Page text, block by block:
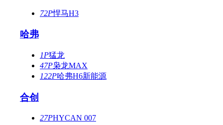
72P悍马H3
哈弗
1P猛龙
47P枭龙MAX
122P哈弗H6新能源
合创
27PHYCAN 007